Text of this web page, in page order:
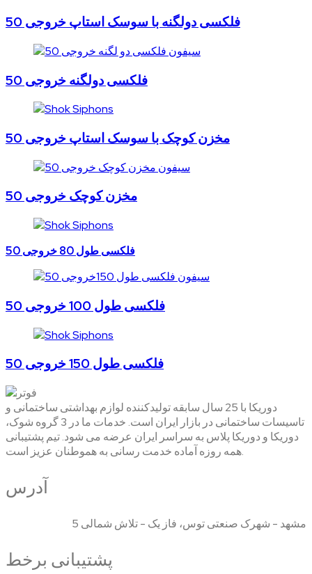
فلکسی دولگنه با سوسک استاپ خروجی 50
فلکسی دولگنه خروجی 50
مخزن کوچک با سوسک استاپ خروجی 50
مخزن کوچک خروجی 50
فلکسی طول 80 خروجی 50
فلکسی طول 100 خروجی 50
فلکسی طول 150 خروجی 50
دوریکا با 25 سال سابقه تولیدکننده لوازم بهداشتی ساختمانی و
تاسیسات ساختمانی در بازار ایران است. خدمات ما در 3 گروه شوک،
دوریکا و دوریکا پلاس به سراسر ایران عرضه می شود. تیم پشتیبانی
همه روزه آماده خدمت رسانی به هموطنان عزیز است.
آدرس
مشهد - شهرک صنعتی توس، فاز یک - تلاش شمالی 5
پشتیبانی برخط